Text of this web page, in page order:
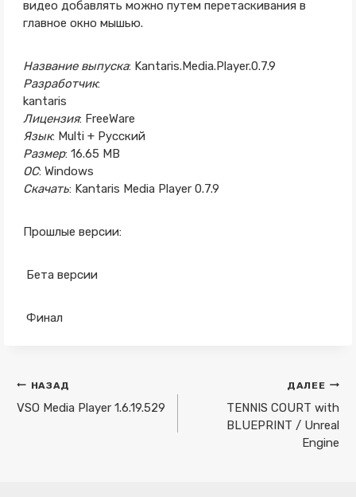
видео добавлять можно путем перетаскивания в
главное окно мышью.
Название выпуска: Kantaris.Media.Player.0.7.9
Разработчик:
kantaris
Лицензия: FreeWare
Язык: Multi + Русский
Размер: 16.65 MB
ОС: Windows
Скачать: Kantaris Media Player 0.7.9
Прошлые версии:
Бета версии
Финал
Навигация
по
НАЗАД
VSO Media Player 1.6.19.529
ДАЛЕЕ
TENNIS COURT with
BLUEPRINT / Unreal
Engine